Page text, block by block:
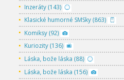
Inzeráty (143)
Klasické humorné SMSky (863)
Komiksy (92)
Kuriozity (136)
Láska, bože láska (88)
Láska, bože láska (156)